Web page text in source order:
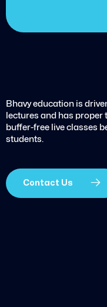
Bhavy education is
lectures and has
buffer-free live classes
students.
Contact Us